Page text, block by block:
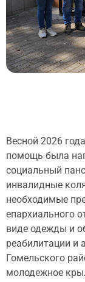
Весной 2026
помощь была
социальный
инвалидные
необходимые
епархиального
виде одежды и
реабилитации и
Гомельского
молодежное